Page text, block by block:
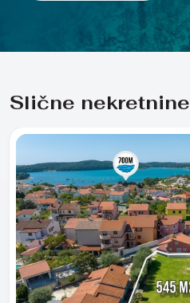
Slične nekretnine